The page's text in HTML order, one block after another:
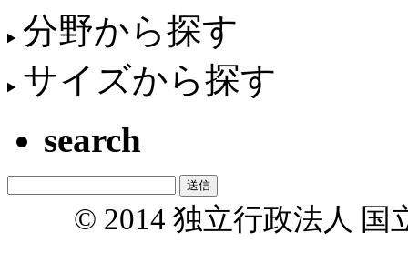
分野から探す
サイズから探す
search
© 2014 独立行政法人 国